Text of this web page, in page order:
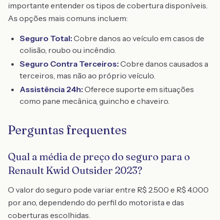
importante entender os tipos de cobertura disponíveis.
As opções mais comuns incluem:
Seguro Total: Cobre danos ao veículo em casos de
colisão, roubo ou incêndio.
Seguro Contra Terceiros: Cobre danos causados a
terceiros, mas não ao próprio veículo.
Assistência 24h: Oferece suporte em situações
como pane mecânica, guincho e chaveiro.
Perguntas frequentes
Qual a média de preço do seguro para o
Renault Kwid Outsider 2023?
O valor do seguro pode variar entre R$ 2.500 e R$ 4.000
por ano, dependendo do perfil do motorista e das
coberturas escolhidas.